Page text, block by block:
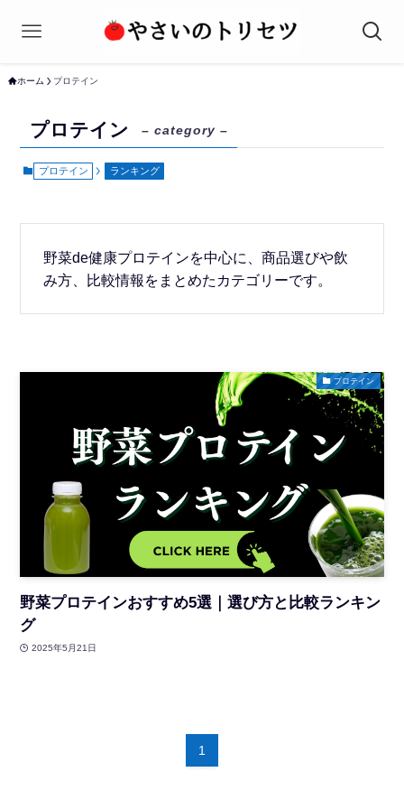
ホーム プロテイン
プロテイン – category –
プロテイン ランキング
野菜de健康プロテインを中心に、商品選びや飲
み方、比較情報をまとめたカテゴリーです。
プロテイン
野菜プロテインおすすめ5選｜選び方と比較ランキン
グ
2025年5月21日
1